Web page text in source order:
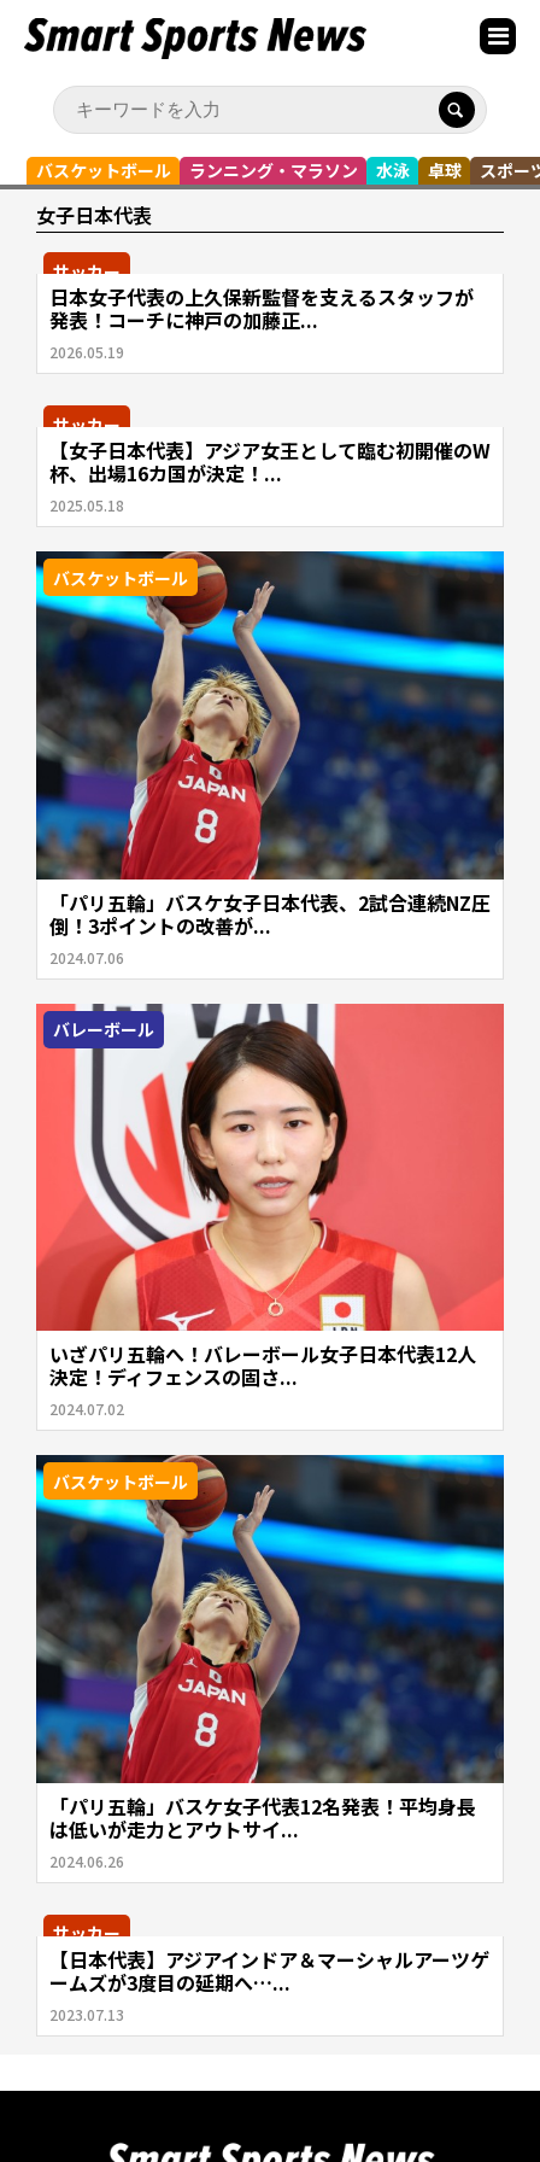
バスケットボール ランニング・マラソン 水泳 卓球 スポー
女子日本代表
サッカー
日本女子代表の上久保新監督を支えるスタッフが
発表！コーチに神戸の加藤正...
2026.05.19
サッカー
【女子日本代表】アジア女王として臨む初開催のW
杯、出場16カ国が決定！...
2025.05.18
バスケットボール
「パリ五輪」バスケ女子日本代表、2試合連続NZ圧
倒！3ポイントの改善が...
2024.07.06
バレーボール
いざパリ五輪へ！バレーボール女子日本代表12人
決定！ディフェンスの固さ...
2024.07.02
バスケットボール
「パリ五輪」バスケ女子代表12名発表！平均身長
は低いが走力とアウトサイ...
2024.06.26
サッカー
【日本代表】アジアインドア＆マーシャルアーツゲ
ームズが3度目の延期へ…...
2023.07.13